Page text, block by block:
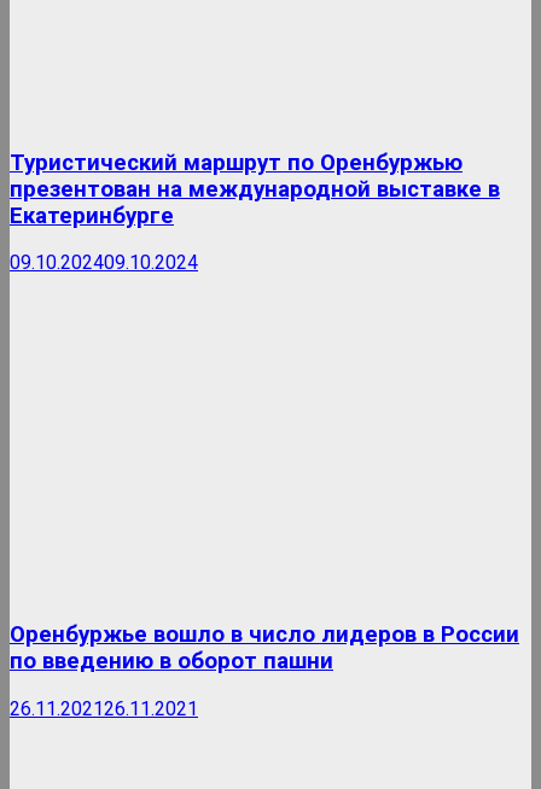
Туристический маршрут по Оренбуржью
презентован на международной выставке в
Екатеринбурге
09.10.202409.10.2024
Оренбуржье вошло в число лидеров в России
по введению в оборот пашни
26.11.202126.11.2021